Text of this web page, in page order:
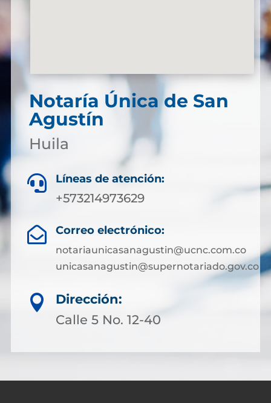
Notaría Única de San
Agustín
Huila
 Líneas de atención:
+573214973629
 Correo electrónico:
notariaunicasanagustin@ucnc.com.co
unicasanagustin@supernotariado.gov.co

Dirección:
Calle 5 No. 12-40